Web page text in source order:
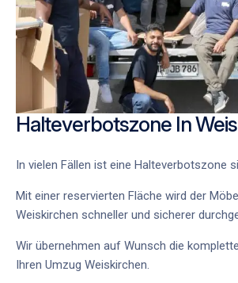
Halteverbotszone In
In vielen Fällen ist eine Halteverbotszone
Mit einer reservierten Fläche wird der
Weiskirchen schneller und sicherer
Wir übernehmen auf Wunsch die
Ihren Umzug Weiskirchen.